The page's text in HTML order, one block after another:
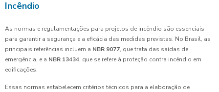
Incêndio
As normas e regulamentações para projetos de incêndio são essenciais
para garantir a segurança e a eficácia das medidas previstas. No Brasil, as
principais referências incluem a NBR 9077, que trata das saídas de
emergência, e a NBR 13434, que se refere à proteção contra incêndio em
edificações.
Essas normas estabelecem critérios técnicos para a elaboração de